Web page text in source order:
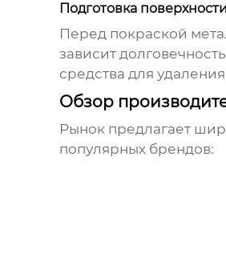
Подготовка поверхности
Перед покраской
зависит
средства для
Обзор
Рынок предлагает
популярных брендов: